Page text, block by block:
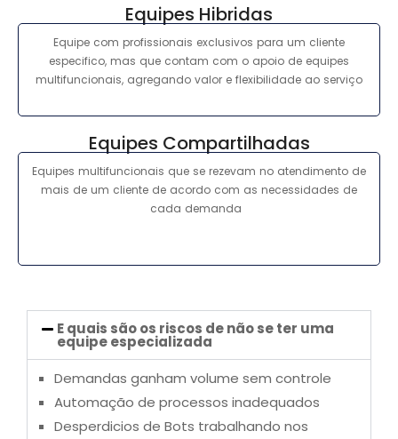
Equipes Hibridas
Equipe com profissionais exclusivos para um cliente
especifico, mas que contam com o apoio de equipes
multifuncionais, agregando valor e flexibilidade ao serviço
Equipes Compartilhadas
Equipes multifuncionais que se rezevam no atendimento de
mais de um cliente de acordo com as necessidades de
cada demanda
E quais são os riscos de não se ter uma
equipe especializada
Demandas ganham volume sem controle
Automação de processos inadequados
Desperdicios de Bots trabalhando nos